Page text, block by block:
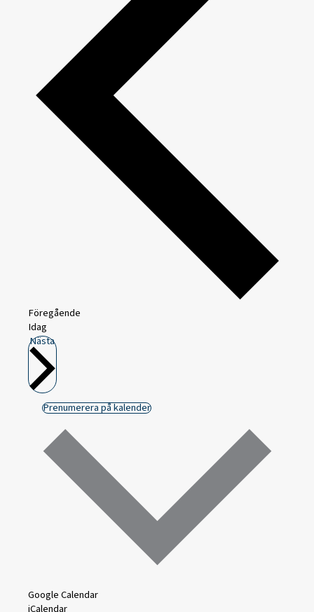
Föregående
Idag
Nästa
Prenumerera på kalender
Google Calendar
iCalendar